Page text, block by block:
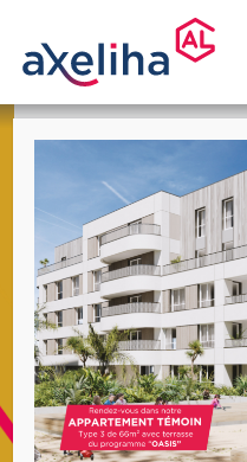
Déposer
Maison
m² avec Jardin
Candidat n°1
Nom*